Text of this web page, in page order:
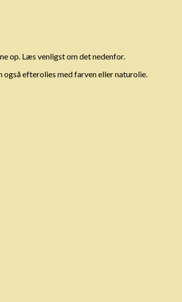
op. Læs venligst om det nedenfor.
efterolies med farven eller naturolie.